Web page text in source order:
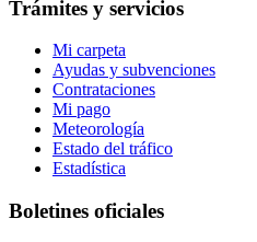
Trámites y servicios
Mi carpeta
Ayudas y subvenciones
Contrataciones
Mi pago
Meteorología
Estado del tráfico
Estadística
Boletines oficiales